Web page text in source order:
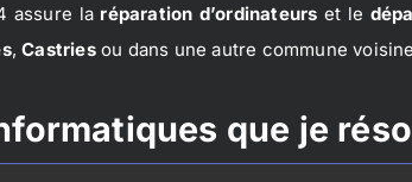
assure la réparation d’ordinateurs et le
,Castriesou dans une autre commune
que je